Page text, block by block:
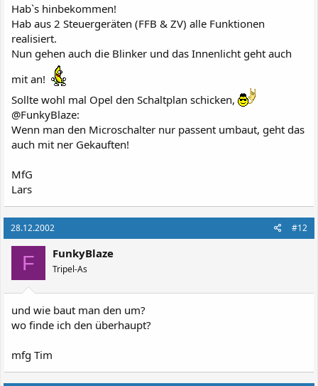
Hab`s hinbekommen!
Hab aus 2 Steuergeräten (FFB & ZV) alle Funktionen
realisiert.
Nun gehen auch die Blinker und das Innenlicht geht auch
mit an!
Sollte wohl mal Opel den Schaltplan schicken,
@FunkyBlaze:
Wenn man den Microschalter nur passent umbaut, geht das
auch mit ner Gekauften!
MfG
Lars
28.12.2002 #12
F FunkyBlaze
Tripel-As
und wie baut man den um?
wo finde ich den überhaupt?
mfg Tim